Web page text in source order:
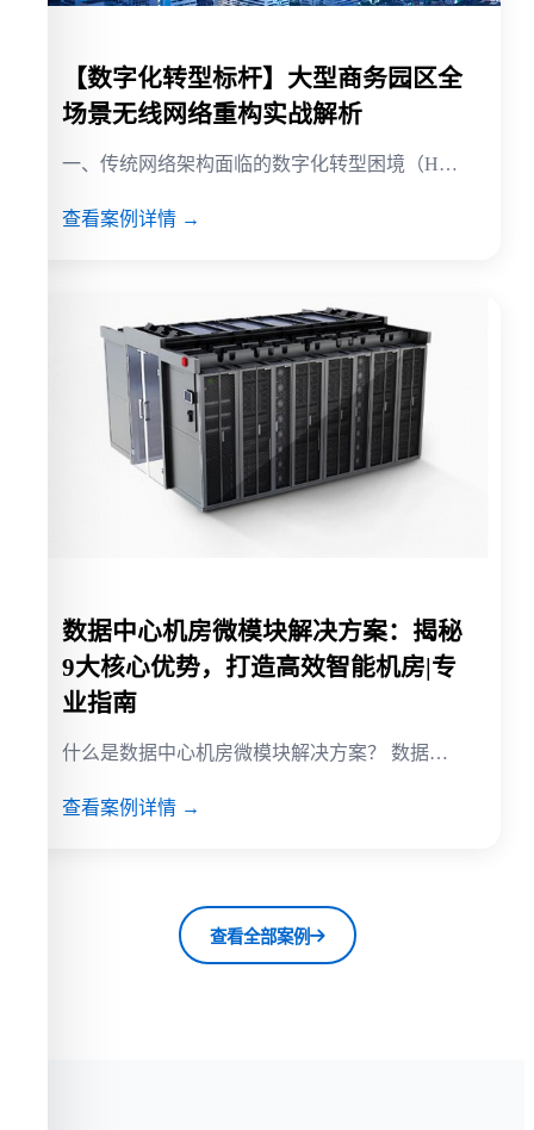
【数字化转型标杆】大型商务园区全
场景无线网络重构实战解析
一、传统网络架构面临的数字化转型困境（H…
查看案例详情 →
数据中心机房微模块解决方案：揭秘
9大核心优势，打造高效智能机房|专
业指南
什么是数据中心机房微模块解决方案？ 数据…
查看案例详情 →
查看全部案例